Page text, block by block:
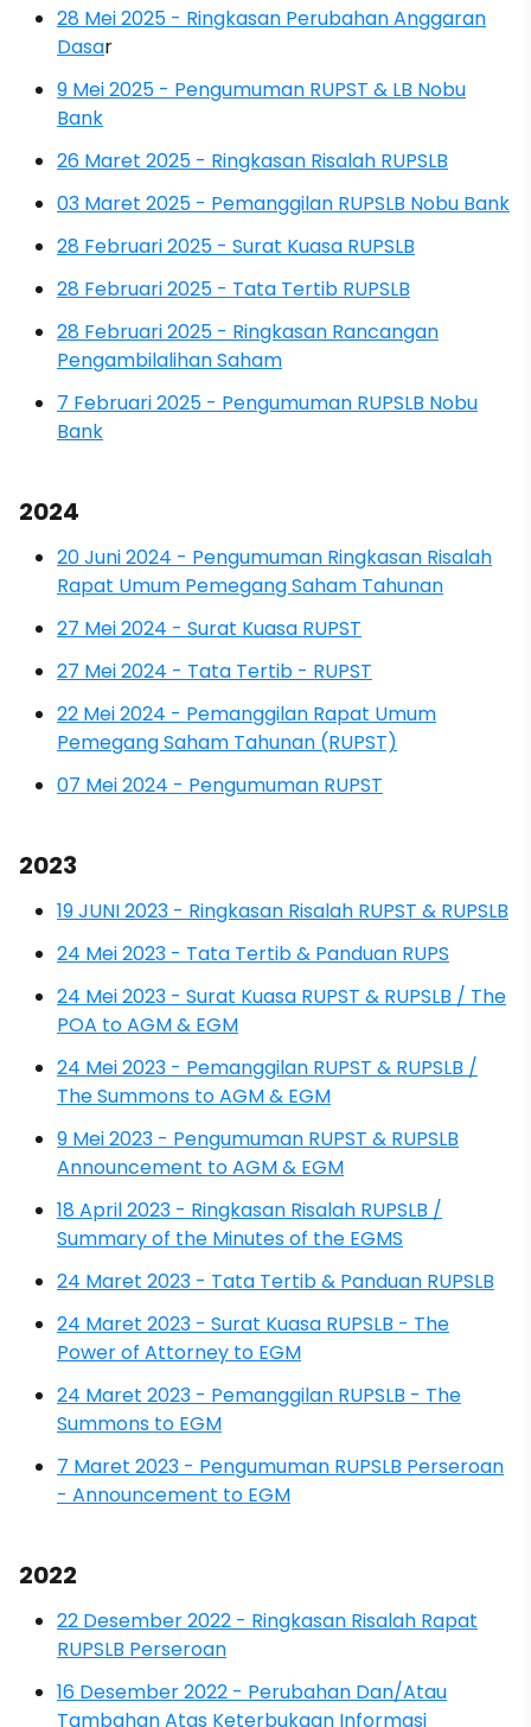
28 Mei 2025 - Ringkasan Perubahan Anggaran
Dasar
9 Mei 2025 - Pengumuman RUPST & LB Nobu
Bank
26 Maret 2025 - Ringkasan Risalah RUPSLB
03 Maret 2025 - Pemanggilan RUPSLB Nobu Bank
28 Februari 2025 - Surat Kuasa RUPSLB
28 Februari 2025 - Tata Tertib RUPSLB
28 Februari 2025 - Ringkasan Rancangan
Pengambilalihan Saham
7 Februari 2025 - Pengumuman RUPSLB Nobu
Bank
2024
20 Juni 2024 - Pengumuman Ringkasan Risalah
Rapat Umum Pemegang Saham Tahunan
27 Mei 2024 - Surat Kuasa RUPST
27 Mei 2024 - Tata Tertib - RUPST
22 Mei 2024 - Pemanggilan Rapat Umum
Pemegang Saham Tahunan (RUPST)
07 Mei 2024 - Pengumuman RUPST
2023
19 JUNI 2023 - Ringkasan Risalah RUPST & RUPSLB
24 Mei 2023 - Tata Tertib & Panduan RUPS
24 Mei 2023 - Surat Kuasa RUPST & RUPSLB / The
POA to AGM & EGM
24 Mei 2023 - Pemanggilan RUPST & RUPSLB /
The Summons to AGM & EGM
9 Mei 2023 - Pengumuman RUPST & RUPSLB
Announcement to AGM & EGM
18 April 2023 - Ringkasan Risalah RUPSLB /
Summary of the Minutes of the EGMS
24 Maret 2023 - Tata Tertib & Panduan RUPSLB
24 Maret 2023 - Surat Kuasa RUPSLB - The
Power of Attorney to EGM
24 Maret 2023 - Pemanggilan RUPSLB - The
Summons to EGM
7 Maret 2023 - Pengumuman RUPSLB Perseroan
- Announcement to EGM
2022
22 Desember 2022 - Ringkasan Risalah Rapat
RUPSLB Perseroan
16 Desember 2022 - Perubahan Dan/Atau
Tambahan Atas Keterbukaan Informasi